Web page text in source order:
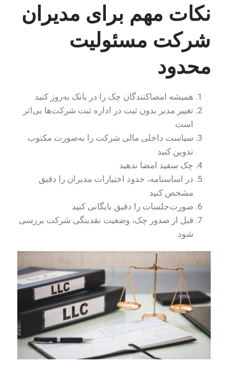
نکات مهم برای مدیران
شرکت مسئولیت
محدود
همیشه امضاکنندگان چک را در بانک به‌روز کنید
تغییر مدیر بدون ثبت در اداره ثبت شرکت‌ها بی‌اثر
است
سیاست داخلی مالی شرکت را به‌صورت مکتوب
تدوین کنید
چک سفید امضا ندهید
در اساسنامه، حدود اختیارات مدیران را دقیق
مشخص کنید
صورت‌جلسات را دقیق بایگانی کنید
قبل از صدور چک، وضعیت نقدینگی شرکت بررسی
شود